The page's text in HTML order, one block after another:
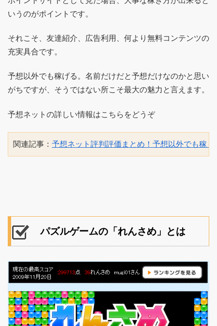
いうのがポイントです。
それこそ、友達紹介、広告利用、何より無料コンテンツの
充実具合です。
予想以外でも稼げる。名前だけだと予想だけなのかと思い
がちですが、そうではない所こそ最大の魅力と言えます。
予想ネットの詳しい情報はこちらをどうぞ
関連記事： 予想ネット評判評価まとめ！予想以外でも稼ぐ
パズルゲームの「れんさめ」とは